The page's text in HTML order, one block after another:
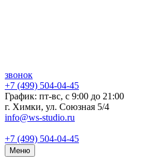
звонок
+7 (499) 504-04-45
График: пт-вс, с 9:00 до 21:00
г. Химки, ул. Союзная 5/4
info@ws-studio.ru
+7 (499) 504-04-45
Меню